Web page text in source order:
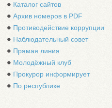
Каталог сайтов
Архив номеров в PDF
Противодействие коррупции
Наблюдательный совет
Прямая линия
Молодёжный клуб
Прокурор информирует
По республике